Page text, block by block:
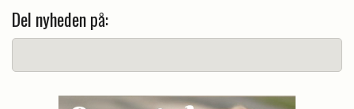
Del nyheden på: